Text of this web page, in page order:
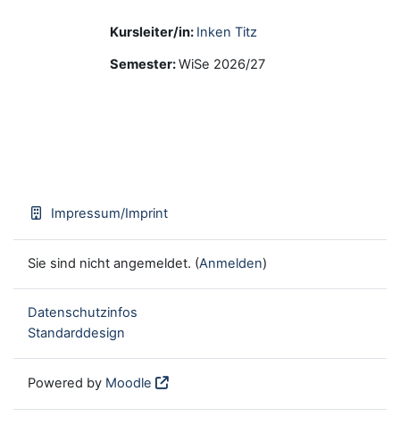
Kursleiter/in: Inken Titz
Semester:WiSe 2026/27
Impressum/Imprint
Sie sind nicht angemeldet. (Anmelden)
Datenschutzinfos
Standarddesign
Powered by Moodle